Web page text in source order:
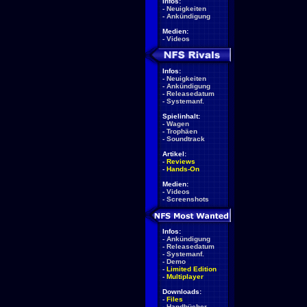
- Neuigkeiten
- Ankündigung
Medien:
- Videos
Infos:
- Neuigkeiten
- Ankündigung
- Releasedatum
- Systemanf.
Spielinhalt:
- Wagen
- Trophäen
- Soundtrack
Artikel:
- Reviews
- Hands-On
Medien:
- Videos
- Screenshots
Infos:
- Ankündigung
- Releasedatum
- Systemanf.
- Demo
- Limited Edition
- Multiplayer
Downloads:
- Files